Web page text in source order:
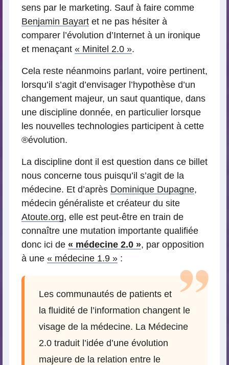
sens par le marketing. Sauf à faire comme
Benjamin Bayart et ne pas hésiter à
comparer l’évolution d’Internet à un ironique
et menaçant « Minitel 2.0 ».
Cela reste néanmoins parlant, voire pertinent,
lorsqu’il s’agit d’envisager l’hypothèse d’un
changement majeur, un saut quantique, dans
une discipline donnée, en particulier lorsque
les nouvelles technologies participent à cette
®évolution.
La discipline dont il est question dans ce billet
nous concerne tous puisqu’il s’agit de la
médecine. Et d’après Dominique Dupagne,
médecin généraliste et créateur du site
Atoute.org, elle est peut-être en train de
connaître une mutation importante qualifiée
donc ici de « médecine 2.0 », par opposition
à une « médecine 1.9 » :
Les communautés de patients et
la fluidité de l’information changent le
visage de la médecine. La Médecine
2.0 traduit l’idée d’une évolution
majeure de la relation entre le